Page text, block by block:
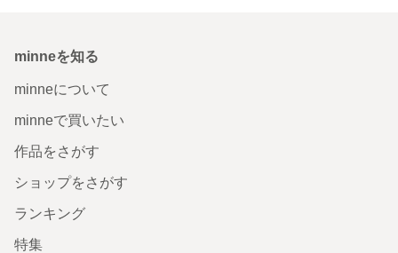
minneを知る
minneについて
minneで買いたい
作品をさがす
ショップをさがす
ランキング
特集